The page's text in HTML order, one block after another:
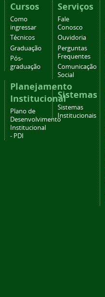
Cursos
Como
ingressar
Técnicos
Graduação
Pós-
graduação
Planejamento
Institucional
Plano de
Desenvolvimento
Institucional
- PDI
Serviços
Fale
Conosco
Ouvidoria
Perguntas
Frequentes
Comunicação
Social
Sistemas
Sistemas
Institucionais